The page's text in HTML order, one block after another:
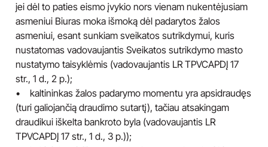
jei dėl to paties eismo įvykio nors vienam nukentėjusiam
asmeniui Biuras moka išmoką dėl padarytos žalos
asmeniui, esant sunkiam sveikatos sutrikdymui, kuris
nustatomas vadovaujantis Sveikatos sutrikdymo masto
nustatymo taisyklėmis (vadovaujantis LR TPVCAPDĮ 17
str., 1 d., 2 p.);
• kaltininkas žalos padarymo momentu yra apsidraudęs
(turi galiojančią draudimo sutartį), tačiau atsakingam
draudikui iškelta bankroto byla (vadovaujantis LR
TPVCAPDĮ 17 str., 1 d., 3 p.));